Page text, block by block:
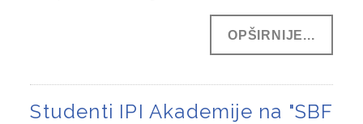
OPŠIRNIJE...
Studenti IPI Akademije na "SBF